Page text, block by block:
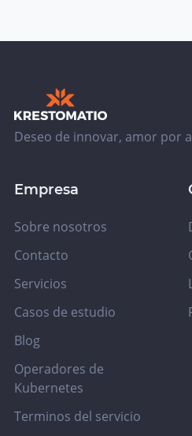
Deseo de innovar, amor por
Empresa
Sobre nosotros
Contacto
Servicios
Casos de estudio
Blog
Operadores de
Kubernetes
Terminos del servicio